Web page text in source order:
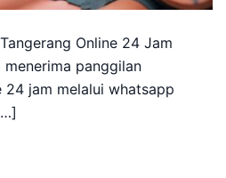
Online 24 Jam
menerima panggilan
24 jam melalui whatsapp